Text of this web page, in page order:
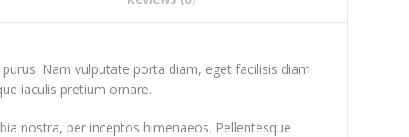
Nam vulputate porta diam, eget facilisis diam
iaculis pretium ornare.
nostra, per inceptos himenaeos. Pellentesque